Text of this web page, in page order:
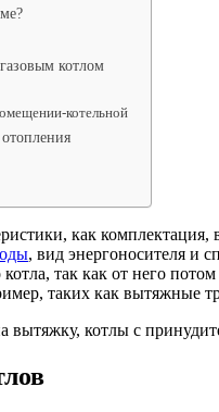
котлом
котельной
как
, вид энергоносителя и
так как от него
таких как вытяжные
котлы с